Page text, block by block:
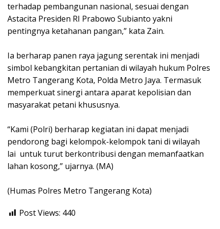
terhadap pembangunan nasional, sesuai dengan
Astacita Presiden RI Prabowo Subianto yakni
pentingnya ketahanan pangan,” kata Zain.
Ia berharap panen raya jagung serentak ini menjadi
simbol kebangkitan pertanian di wilayah hukum Polres
Metro Tangerang Kota, Polda Metro Jaya. Termasuk
memperkuat sinergi antara aparat kepolisian dan
masyarakat petani khususnya.
“Kami (Polri) berharap kegiatan ini dapat menjadi
pendorong bagi kelompok-kelompok tani di wilayah
lai untuk turut berkontribusi dengan memanfaatkan
lahan kosong,” ujarnya. (MA)
(Humas Polres Metro Tangerang Kota)
Post Views: 440